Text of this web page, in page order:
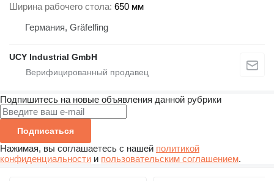
Ширина рабочего стола 650 мм
Германия, Gräfelfing
UCY Industrial GmbH
Подпишитесь на новые объявления данной рубрики
Подписаться
Нажимая, вы соглашаетесь с нашей политикой
конфиденциальности и пользовательским соглашением.